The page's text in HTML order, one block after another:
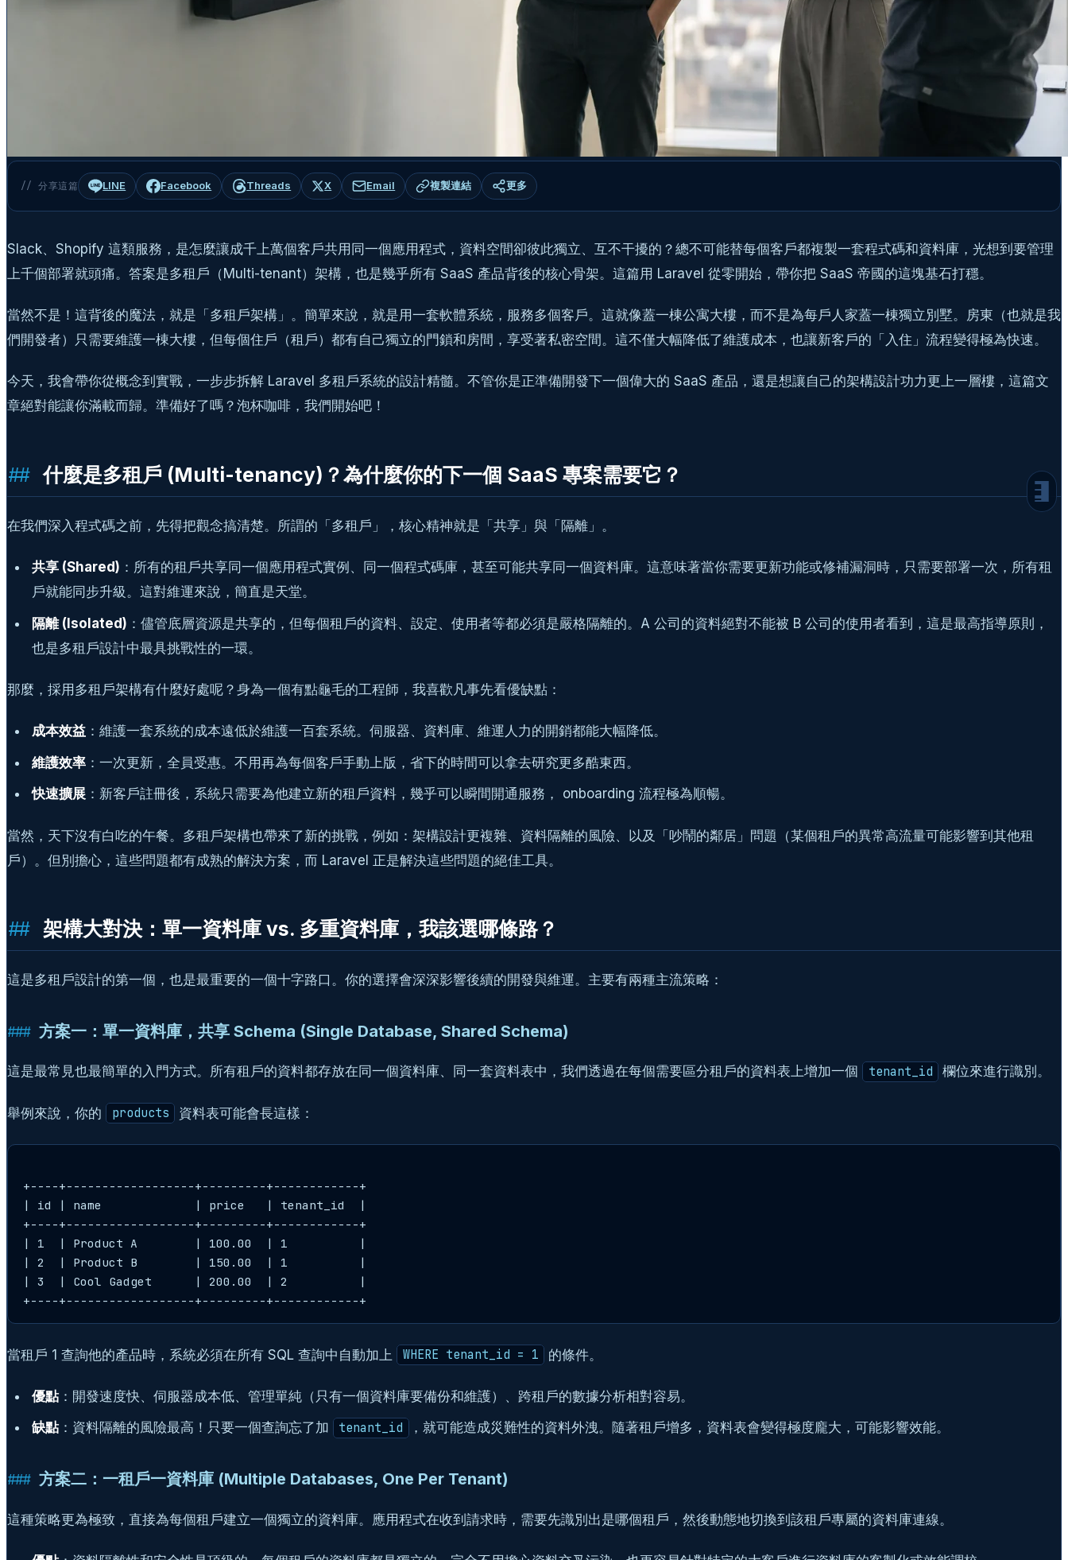
// 分享這篇 LINE Facebook Threads X Email 複製連結 更多
Slack、Shopify 這類服務，是怎麼讓成千上萬個客戶共用同一個應用程式，資料空間卻彼此獨立、互不干擾的？總不可能替每個客戶都複製一套程式碼和資料庫，光想到要管理
上千個部署就頭痛。答案是多租戶（Multi-tenant）架構，也是幾乎所有 SaaS 產品背後的核心骨架。這篇用 Laravel 從零開始，帶你把 SaaS 帝國的這塊基石打穩。
當然不是！這背後的魔法，就是「多租戶架構」。簡單來說，就是用一套軟體系統，服務多個客戶。這就像蓋一棟公寓大樓，而不是為每戶人家蓋一棟獨立別墅。房東（也就是我
們開發者）只需要維護一棟大樓，但每個住戶（租戶）都有自己獨立的門鎖和房間，享受著私密空間。這不僅大幅降低了維護成本，也讓新客戶的「入住」流程變得極為快速。
今天，我會帶你從概念到實戰，一步步拆解 Laravel 多租戶系統的設計精髓。不管你是正準備開發下一個偉大的 SaaS 產品，還是想讓自己的架構設計功力更上一層樓，這篇文
章絕對能讓你滿載而歸。準備好了嗎？泡杯咖啡，我們開始吧！
什麼是多租戶 (Multi-tenancy)？為什麼你的下一個 SaaS 專案需要它？
在我們深入程式碼之前，先得把觀念搞清楚。所謂的「多租戶」，核心精神就是「共享」與「隔離」。
共享 (Shared) ：所有的租戶共享同一個應用程式實例、同一個程式碼庫，甚至可能共享同一個資料庫。這意味著當你需要更新功能或修補漏洞時，只需要部署一次，所有租
戶就能同步升級。這對維運來說，簡直是天堂。
隔離 (Isolated) ：儘管底層資源是共享的，但每個租戶的資料、設定、使用者等都必須是嚴格隔離的。A 公司的資料絕對不能被 B 公司的使用者看到，這是最高指導原則，
也是多租戶設計中最具挑戰性的一環。
那麼，採用多租戶架構有什麼好處呢？身為一個有點龜毛的工程師，我喜歡凡事先看優缺點：
成本效益：維護一套系統的成本遠低於維護一百套系統。伺服器、資料庫、維運人力的開銷都能大幅降低。
維護效率：一次更新，全員受惠。不用再為每個客戶手動上版，省下的時間可以拿去研究更多酷東西。
快速擴展：新客戶註冊後，系統只需要為他建立新的租戶資料，幾乎可以瞬間開通服務， onboarding 流程極為順暢。
當然，天下沒有白吃的午餐。多租戶架構也帶來了新的挑戰，例如：架構設計更複雜、資料隔離的風險、以及「吵鬧的鄰居」問題（某個租戶的異常高流量可能影響到其他租
戶）。但別擔心，這些問題都有成熟的解決方案，而 Laravel 正是解決這些問題的絕佳工具。
架構大對決：單一資料庫 vs. 多重資料庫，我該選哪條路？
這是多租戶設計的第一個，也是最重要的一個十字路口。你的選擇會深深影響後續的開發與維運。主要有兩種主流策略：
方案一：單一資料庫，共享 Schema (Single Database, Shared Schema)
這是最常見也最簡單的入門方式。所有租戶的資料都存放在同一個資料庫、同一套資料表中，我們透過在每個需要區分租戶的資料表上增加一個 tenant_id 欄位來進行識別。
舉例來說，你的 products 資料表可能會長這樣：
+----+------------------+---------+------------+
| id | name             | price   | tenant_id  |
+----+------------------+---------+------------+
| 1  | Product A        | 100.00  | 1          |
| 2  | Product B        | 150.00  | 1          |
| 3  | Cool Gadget      | 200.00  | 2          |
當租戶 1 查詢他的產品時，系統必須在所有 SQL 查詢中自動加上 WHERE tenant_id = 1 的條件。
優點：開發速度快、伺服器成本低、管理單純（只有一個資料庫要備份和維護）、跨租戶的數據分析相對容易。
缺點：資料隔離的風險最高！只要一個查詢忘了加 tenant_id ，就可能造成災難性的資料外洩。隨著租戶增多，資料表會變得極度龐大，可能影響效能。
方案二：一租戶一資料庫 (Multiple Databases, One Per Tenant)
這種策略更為極致，直接為每個租戶建立一個獨立的資料庫。應用程式在收到請求時，需要先識別出是哪個租戶，然後動態地切換到該租戶專屬的資料庫連線。
什麼是多租戶 (Multi-tenancy)？為什麼
你的下一個 SaaS 專案需要它？
我該選哪條路？
實戰演練：用 Laravel 打造多租戶系統
多重資料庫實作：動態切換資料庫連線
結論